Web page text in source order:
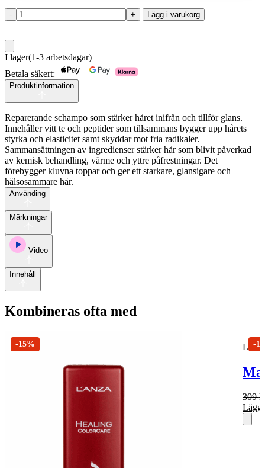
-
White
Shampoo
mängd
+ Lägg i varukorg
I lager(1-3 arbetsdagar)
Betala säkert:
Produktinformation
Reparerande schampo som stärker håret inifrån och tillför glans.
Innehåller vitt te och peptider som tillsammans bygger upp hårets
styrka och elasticitet samt skyddar mot fria radikaler.
Sammansättningen av ingredienser stärker hår som blivit påverkad
av kemisk behandling, värme och yttre påfrestningar. Det
förebygger kluvna toppar och ger ett starkare, glansigare och
hälsosammare hår.
Använding
Märkningar
Video
Innehåll
Kombineras ofta med
-15% -
309
Lägg